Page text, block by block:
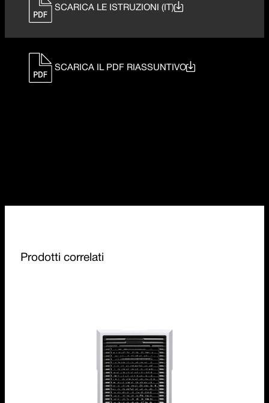
SCARICA LE ISTRUZIONI (IT)
SCARICA IL PDF RIASSUNTIVO
Prodotti correlati